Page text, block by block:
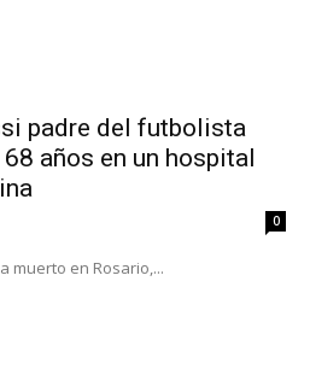
padre del futbolista
años en un hospital
0
muerto en Rosario,...